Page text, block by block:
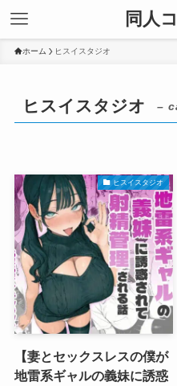
同人
ホーム ヒスイスタジオ
ヒスイスタジオ –
ヒスイスタジオ
【妻とセックスレスの僕が
地雷系ギャルの義妹に誘惑